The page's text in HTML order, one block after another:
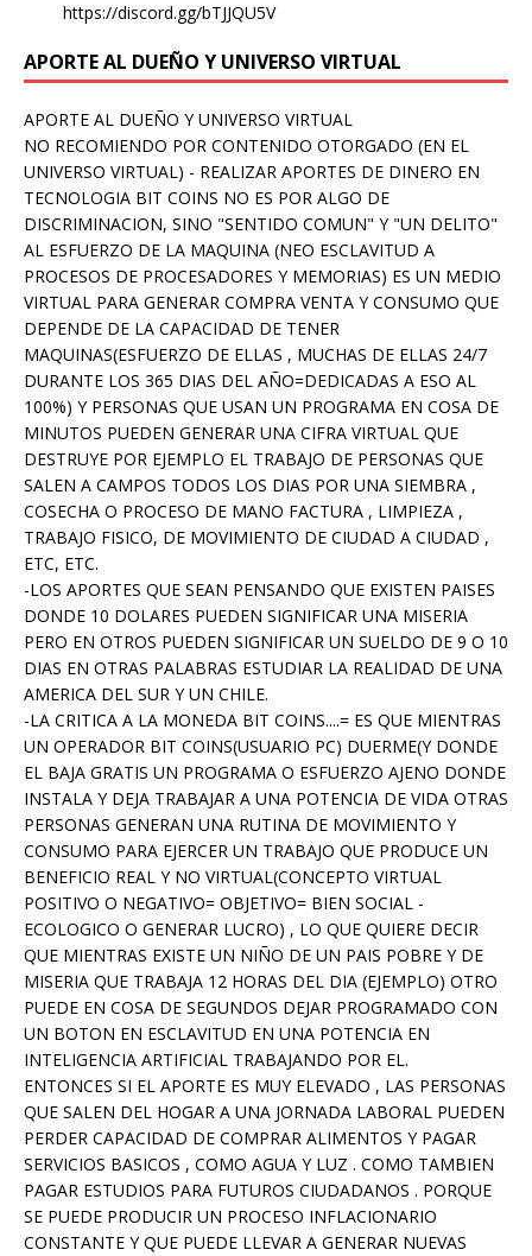
https://discord.gg/bTJJQU5V
APORTE AL DUEÑO Y UNIVERSO VIRTUAL
APORTE AL DUEÑO Y UNIVERSO VIRTUAL
NO RECOMIENDO POR CONTENIDO OTORGADO (EN EL
UNIVERSO VIRTUAL) - REALIZAR APORTES DE DINERO EN
TECNOLOGIA BIT COINS NO ES POR ALGO DE
DISCRIMINACION, SINO "SENTIDO COMUN" Y "UN DELITO"
AL ESFUERZO DE LA MAQUINA (NEO ESCLAVITUD A
PROCESOS DE PROCESADORES Y MEMORIAS) ES UN MEDIO
VIRTUAL PARA GENERAR COMPRA VENTA Y CONSUMO QUE
DEPENDE DE LA CAPACIDAD DE TENER
MAQUINAS(ESFUERZO DE ELLAS , MUCHAS DE ELLAS 24/7
DURANTE LOS 365 DIAS DEL AÑO=DEDICADAS A ESO AL
100%) Y PERSONAS QUE USAN UN PROGRAMA EN COSA DE
MINUTOS PUEDEN GENERAR UNA CIFRA VIRTUAL QUE
DESTRUYE POR EJEMPLO EL TRABAJO DE PERSONAS QUE
SALEN A CAMPOS TODOS LOS DIAS POR UNA SIEMBRA ,
COSECHA O PROCESO DE MANO FACTURA , LIMPIEZA ,
TRABAJO FISICO, DE MOVIMIENTO DE CIUDAD A CIUDAD ,
ETC, ETC.
-LOS APORTES QUE SEAN PENSANDO QUE EXISTEN PAISES
DONDE 10 DOLARES PUEDEN SIGNIFICAR UNA MISERIA
PERO EN OTROS PUEDEN SIGNIFICAR UN SUELDO DE 9 O 10
DIAS EN OTRAS PALABRAS ESTUDIAR LA REALIDAD DE UNA
AMERICA DEL SUR Y UN CHILE.
-LA CRITICA A LA MONEDA BIT COINS....= ES QUE MIENTRAS
UN OPERADOR BIT COINS(USUARIO PC) DUERME(Y DONDE
EL BAJA GRATIS UN PROGRAMA O ESFUERZO AJENO DONDE
INSTALA Y DEJA TRABAJAR A UNA POTENCIA DE VIDA OTRAS
PERSONAS GENERAN UNA RUTINA DE MOVIMIENTO Y
CONSUMO PARA EJERCER UN TRABAJO QUE PRODUCE UN
BENEFICIO REAL Y NO VIRTUAL(CONCEPTO VIRTUAL
POSITIVO O NEGATIVO= OBJETIVO= BIEN SOCIAL -
ECOLOGICO O GENERAR LUCRO) , LO QUE QUIERE DECIR
QUE MIENTRAS EXISTE UN NIÑO DE UN PAIS POBRE Y DE
MISERIA QUE TRABAJA 12 HORAS DEL DIA (EJEMPLO) OTRO
PUEDE EN COSA DE SEGUNDOS DEJAR PROGRAMADO CON
UN BOTON EN ESCLAVITUD EN UNA POTENCIA EN
INTELIGENCIA ARTIFICIAL TRABAJANDO POR EL.
ENTONCES SI EL APORTE ES MUY ELEVADO , LAS PERSONAS
QUE SALEN DEL HOGAR A UNA JORNADA LABORAL PUEDEN
PERDER CAPACIDAD DE COMPRAR ALIMENTOS Y PAGAR
SERVICIOS BASICOS , COMO AGUA Y LUZ . COMO TAMBIEN
PAGAR ESTUDIOS PARA FUTUROS CIUDADANOS . PORQUE
SE PUEDE PRODUCIR UN PROCESO INFLACIONARIO
CONSTANTE Y QUE PUEDE LLEVAR A GENERAR NUEVAS